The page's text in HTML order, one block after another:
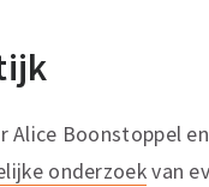
Alice Boonstoppel
onderzoekvan